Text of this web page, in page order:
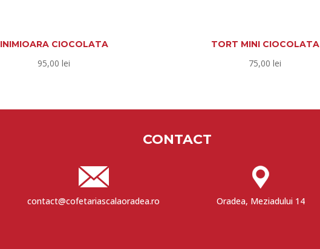
INIMIOARA CIOCOLATA
95,00lei
TORT MINI CIOCOLATA
75,00lei
CONTACT
contact@cofetariascalaoradea.ro Oradea, Meziadului 14